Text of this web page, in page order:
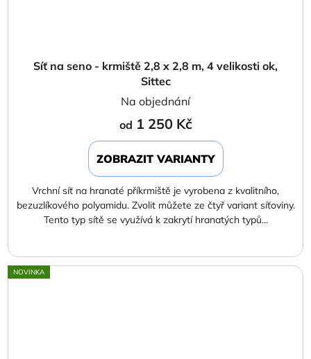
Síť na seno - krmiště 2,8 x 2,8 m, 4 velikosti ok,
Sittec
Na objednání
od 1 250 Kč
ZOBRAZIT VARIANTY
Vrchní síť na hranaté příkrmiště je vyrobena z kvalitního,
bezuzlíkového polyamidu. Zvolit můžete ze čtyř variant síťoviny.
Tento typ sítě se využívá k zakrytí hranatých typů...
NOVINKA